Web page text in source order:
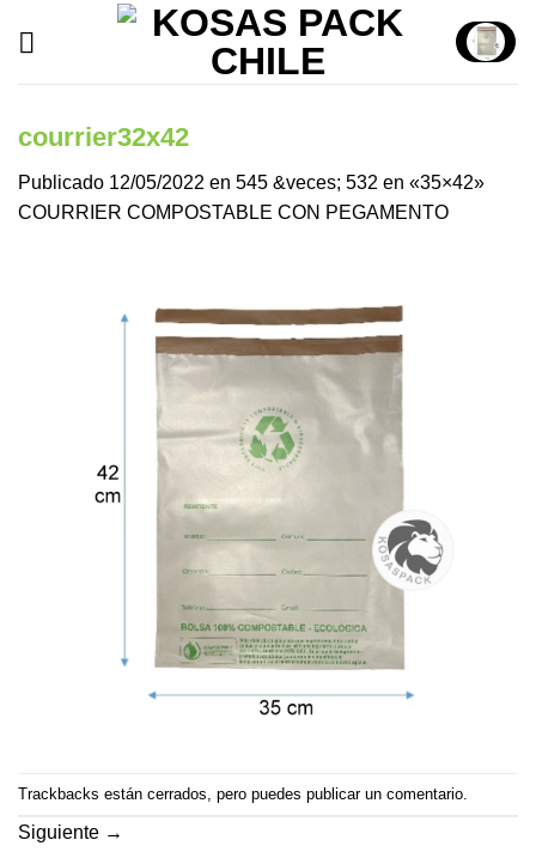
courrier32x42
Publicado 12/05/2022 en 545 &veces; 532 en «35×42»
COURRIER COMPOSTABLE CON PEGAMENTO
Trackbacks están cerrados, pero puedes publicar un comentario
Siguiente →